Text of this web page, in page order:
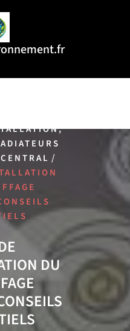
,
/
DU